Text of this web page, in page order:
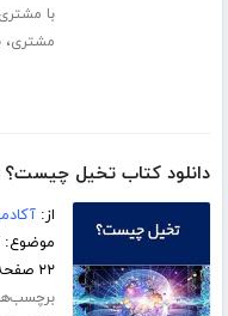
با مشتری
مشتری،
دانلود کتاب تخیل چیست؟
از:
موضوع:
۲۲ صفحه